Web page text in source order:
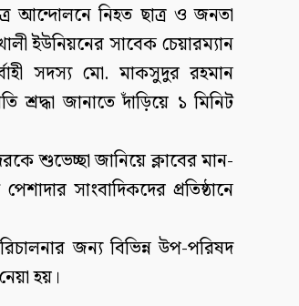
আন্দোলনে নিহত ছাত্র ও জনতা
ইউনিয়নের সাবেক চেয়ারম্যান
সদস্য মো. মাকসুদুর রহমান
শ্রদ্ধা জানাতে দাঁড়িয়ে ১ মিনিট
শুভেচ্ছা জানিয়ে ক্লাবের মান-
সাংবাদিকদের প্রতিষ্ঠানে
জন্য বিভিন্ন উপ-পরিষদ
হয়।